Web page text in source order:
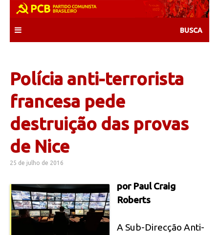
content
Polícia anti-terrorista
francesa pede
destruição das provas
de Nice
25 de julho de 2016
por Paul Craig
Roberts
A Sub-Direcção Anti-